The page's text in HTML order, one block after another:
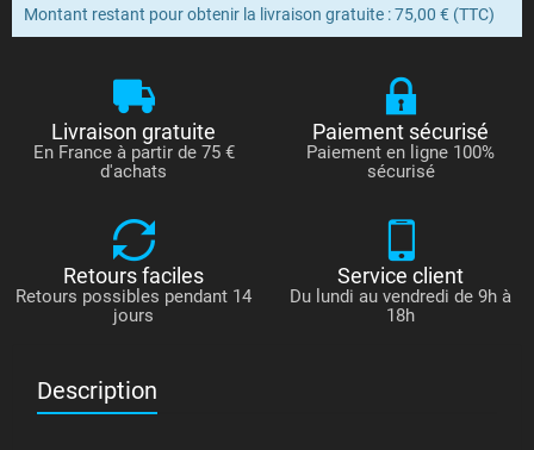
Montant restant pour obtenir la livraison gratuite : 75,00 € (TTC)
Livraison gratuite
En France à partir de 75 €
d'achats
Paiement sécurisé
Paiement en ligne 100%
sécurisé
Retours faciles
Retours possibles pendant 14
jours
Service client
Du lundi au vendredi de 9h à
18h
Description